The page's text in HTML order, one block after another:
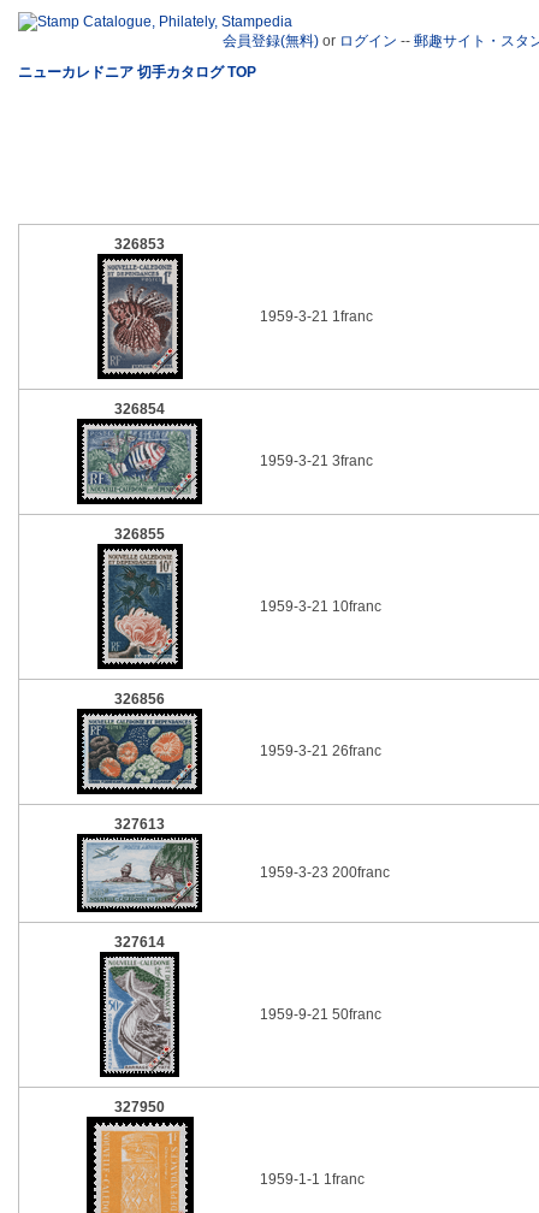
会員登録(無料) or ログイン -- 郵趣サイト・スタ
ニューカレドニア 切手カタログ TOP
326853
1959-3-21 1franc
326854
1959-3-21 3franc
326855
1959-3-21 10franc
326856
1959-3-21 26franc
327613
1959-3-23 200franc
327614
1959-9-21 50franc
327950
1959-1-1 1franc